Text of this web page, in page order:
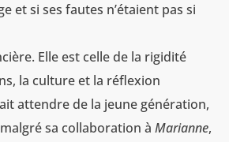
et si ses fautes n’étaient pas si
Elle est celle de la rigidité
la culture et la réflexion
attendre de la jeune génération,
sa collaboration àMarianne,